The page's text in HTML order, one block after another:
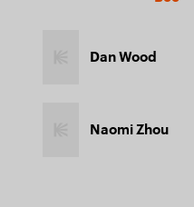
Dan Wood
Naomi Zhou